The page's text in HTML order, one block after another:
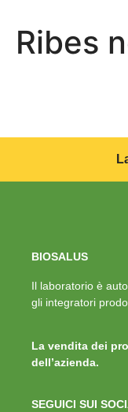
Ribes
BIOSALUS
Il laboratorio è
gli integratori
La vendita dei
dell’azienda.
SEGUICI SUI